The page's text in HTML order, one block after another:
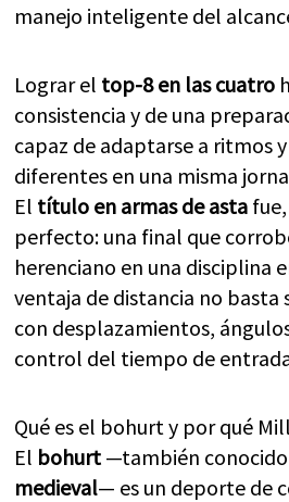
manejo inteligente del
Lograr el top-8 en las cuatro
consistencia y de una
capaz de adaptarse a ritmos
diferentes en una misma
El título en armas de asta
perfecto: una final que
herenciano en una disciplina
ventaja de distancia no basta
con desplazamientos,
control del tiempo de
Qué es el bohurt y por qué
El bohurt —también
medieval— es un deporte de